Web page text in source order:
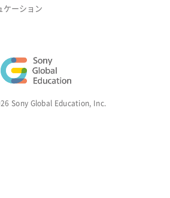
ケーション
Sony Global Education, Inc.